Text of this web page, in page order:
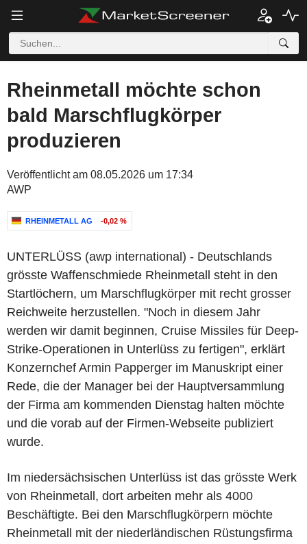
Rheinmetall möchte schon
bald Marschflugkörper
produzieren
Veröffentlicht am 08.05.2026 um 17:34
AWP
RHEINMETALL AG -0,02 %
UNTERLÜSS (awp international) - Deutschlands
grösste Waffenschmiede Rheinmetall steht in den
Startlöchern, um Marschflugkörper mit recht grosser
Reichweite herzustellen. "Noch in diesem Jahr
werden wir damit beginnen, Cruise Missiles für Deep-
Strike-Operationen in Unterlüss zu fertigen", erklärt
Konzernchef Armin Papperger im Manuskript einer
Rede, die der Manager bei der Hauptversammlung
der Firma am kommenden Dienstag halten möchte
und die vorab auf der Firmen-Webseite publiziert
wurde.
Im niedersächsischen Unterlüss ist das grösste Werk
von Rheinmetall, dort arbeiten mehr als 4000
Beschäftigte. Bei den Marschflugkörpern möchte
Rheinmetall mit der niederländischen Rüstungsfirma